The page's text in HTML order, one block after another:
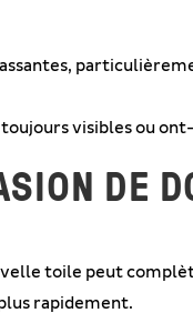
visibles ou
DE
toile peut
rapidement.